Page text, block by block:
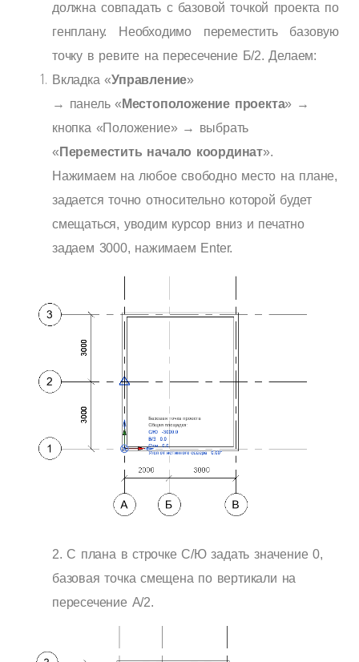
должна совпадать с базовой точкой проекта по
генплану. Необходимо переместить базовую
точку в ревите на пересечение Б/2. Делаем:
Вкладка «Управление»
→ панель « Местоположение проекта» →
кнопка «Положение» → выбрать
« Переместить начало координат».
Нажимаем на любое свободно место на плане,
задается точно относительно которой будет
смещаться, уводим курсор вниз и печатно
задаем 3000, нажимаем Enter.
2. С плана в строчке С/Ю задать значение 0,
базовая точка смещена по вертикали на
пересечение А/2.